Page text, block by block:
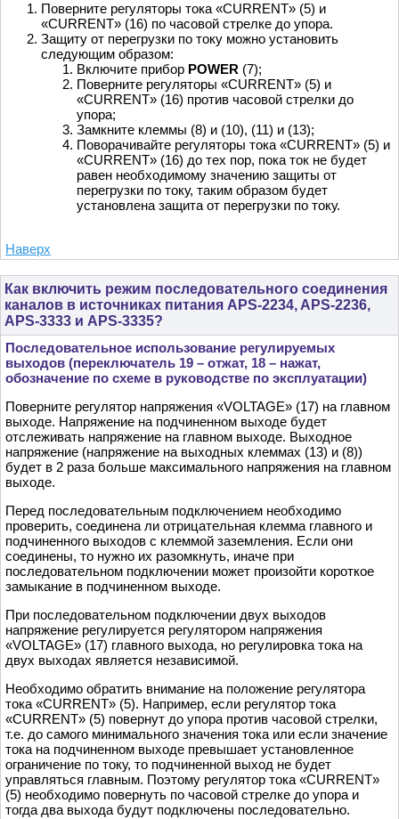
Поверните регуляторы тока «CURRENT» (5) и
«CURRENT» (16) по часовой стрелке до упора.
Защиту от перегрузки по току можно установить
следующим образом:
Включите прибор POWER (7);
Поверните регуляторы «CURRENT» (5) и
«CURRENT» (16) против часовой стрелки до
упора;
Замкните клеммы (8) и (10), (11) и (13);
Поворачивайте регуляторы тока «CURRENT» (5) и
«CURRENT» (16) до тех пор, пока ток не будет
равен необходимому значению защиты от
перегрузки по току, таким образом будет
установлена защита от перегрузки по току.
Наверх
Как включить режим последовательного соединения
каналов в источниках питания APS-2234, APS-2236,
APS-3333 и APS-3335?
Последовательное использование регулируемых
выходов (переключатель 19 – отжат, 18 – нажат,
обозначение по схеме в руководстве по эксплуатации)
Поверните регулятор напряжения «VOLTAGE» (17) на главном
выходе. Напряжение на подчиненном выходе будет
отслеживать напряжение на главном выходе. Выходное
напряжение (напряжение на выходных клеммах (13) и (8))
будет в 2 раза больше максимального напряжения на главном
выходе.
Перед последовательным подключением необходимо
проверить, соединена ли отрицательная клемма главного и
подчиненного выходов с клеммой заземления. Если они
соединены, то нужно их разомкнуть, иначе при
последовательном подключении может произойти короткое
замыкание в подчиненном выходе.
При последовательном подключении двух выходов
напряжение регулируется регулятором напряжения
«VOLTAGE» (17) главного выхода, но регулировка тока на
двух выходах является независимой.
Необходимо обратить внимание на положение регулятора
тока «CURRENT» (5). Например, если регулятор тока
«CURRENT» (5) повернут до упора против часовой стрелки,
т.е. до самого минимального значения тока или если значение
тока на подчиненном выходе превышает установленное
ограничение по току, то подчиненной выход не будет
управляться главным. Поэтому регулятор тока «CURRENT»
(5) необходимо повернуть по часовой стрелке до упора и
тогда два выхода будут подключены последовательно.